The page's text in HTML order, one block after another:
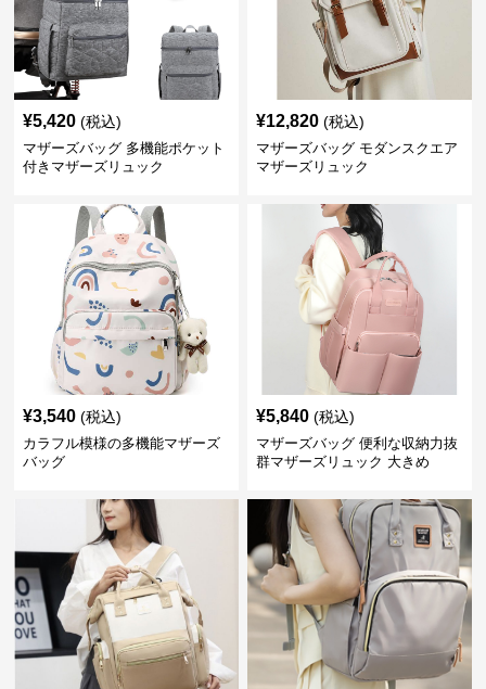
¥5,420 (税込)
マザーズバッグ 多機能ポケット
付きマザーズリュック
¥12,820 (税込)
マザーズバッグ モダンスクエア
マザーズリュック
¥3,540 (税込)
カラフル模様の多機能マザーズ
バッグ
¥5,840 (税込)
マザーズバッグ 便利な収納力抜
群マザーズリュック 大きめ